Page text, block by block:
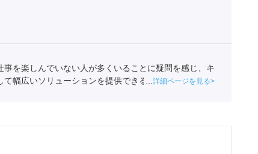
を楽しんでいない人が多くいることに疑問を感じ、キ
幅広いソリューションを提供できるポートに入社し、
詳細ページを見る